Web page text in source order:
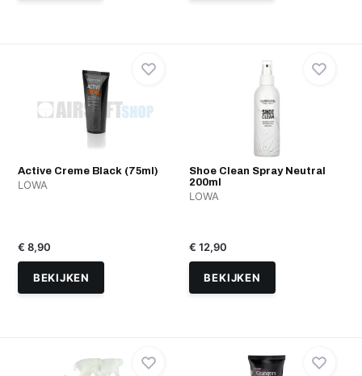
Active Creme Black (75ml)
LOWA
€ 8,90
BEKIJKEN
Shoe Clean Spray Neutral
200ml
LOWA
€ 12,90
BEKIJKEN